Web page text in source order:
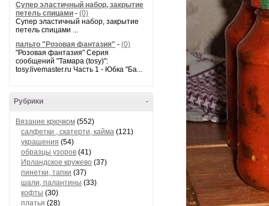
Супер эластичный набор, закрытие
петель спицами - (0)
Супер эластичный набор, закрытие
петель спицами ...
пальто "Розовая фантазия" - (0)
"Розовая фантазия" Серия
сообщений "Тамара (tosy)":
tosy.livemaster.ru Часть 1 - Юбка "Ба...
-
Рубрики
Вязание крючком (552)
салфетки , скатерти, кайма (121)
украшения (54)
образцы узоров (41)
Ирландское кружево (37)
пинетки, тапки (37)
шали, палантины (33)
кофты (30)
платья (28)